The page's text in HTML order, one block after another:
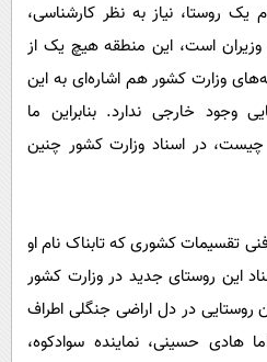
یک روستا، نیاز به نظر کارشناسی،
است، این منطقه هیچ یک از
وزارت کشور هم اشاره‌ای به این
خارجی ندارد. بنابراین ما
چیست، در اسناد وزارت کشور چنین
تقسیمات کشوری که تابناک نام او
این روستای جدید در وزارت کشور
در دل اراضی جنگلی اطراف
حسینی، نماینده سوادکوه،